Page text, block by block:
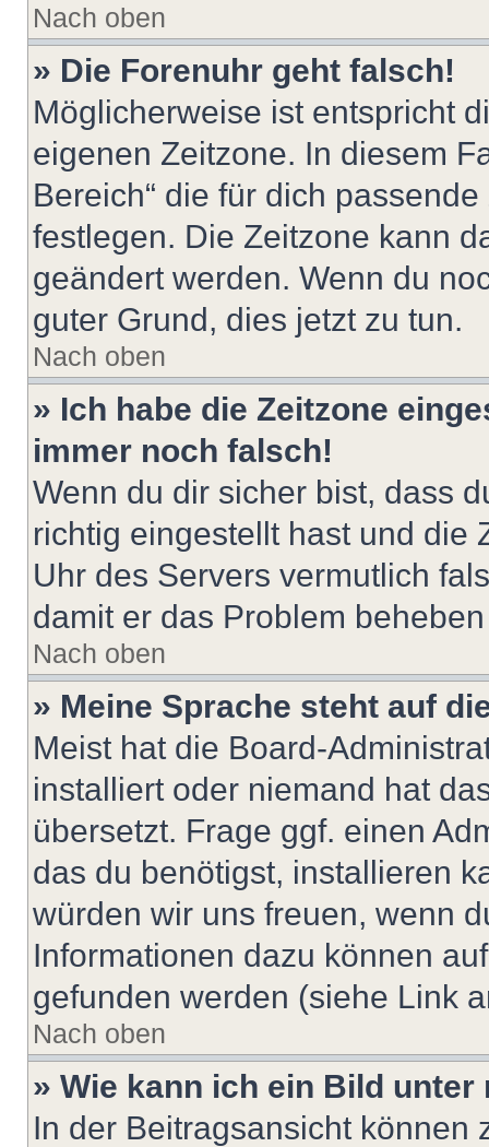
Nach oben
» Die Forenuhr geht falsch!
Möglicherweise ist entspricht
eigenen Zeitzone. In diesem
Bereich“ die für dich
festlegen. Die Zeitzone kann
geändert werden. Wenn du
guter Grund, dies jetzt zu tun.
Nach oben
» Ich habe die Zeitzone
immer noch falsch!
Wenn du dir sicher bist, dass
richtig eingestellt hast und die
Uhr des Servers vermutlich
damit er das Problem
Nach oben
» Meine Sprache steht auf
Meist hat die Board-
installiert oder niemand hat
übersetzt. Frage ggf. einen
das du benötigst, installieren
würden wir uns freuen, wenn
Informationen dazu können
gefunden werden (siehe Link
Nach oben
» Wie kann ich ein Bild
In der Beitragsansicht können